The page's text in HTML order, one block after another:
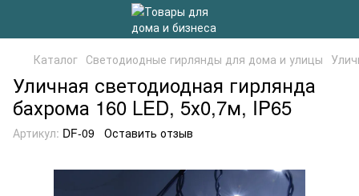
Каталог Светодиодные гирлянды для дома и улицы
Уличная светодиодная гирлянда
бахрома 160 LED, 5х0,7м, IP65
Артикул: DF-09 Оставить отзыв